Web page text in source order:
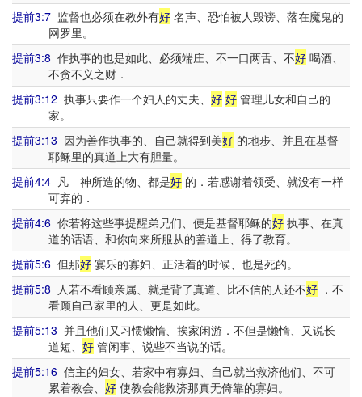
提前3:7 监督也必须在教外有好 名声、恐怕被人毁谤、落在魔鬼的
网罗里。
提前3:8 作执事的也是如此、必须端庄、不一口两舌、不好 喝酒、
不贪不义之财．
提前3:12 执事只要作一个妇人的丈夫、 好 好 管理儿女和自己的
家。
提前3:13 因为善作执事的、自己就得到美好 的地步、并且在基督
耶稣里的真道上大有胆量。
提前4:4 凡 神所造的物、都是好 的．若感谢着领受、就没有一样
可弃的．
提前4:6 你若将这些事提醒弟兄们、便是基督耶稣的好 执事、在真
道的话语、和你向来所服从的善道上、得了教育。
提前5:6 但那好 宴乐的寡妇、正活着的时候、也是死的。
提前5:8 人若不看顾亲属、就是背了真道、比不信的人还不好 ．不
看顾自己家里的人、更是如此。
提前5:13 并且他们又习惯懒惰、挨家闲游．不但是懒惰、又说长
道短、 好管闲事、说些不当说的话。
提前5:16 信主的妇女、若家中有寡妇、自己就当救济他们、不可
累着教会、 好使教会能救济那真无倚靠的寡妇。